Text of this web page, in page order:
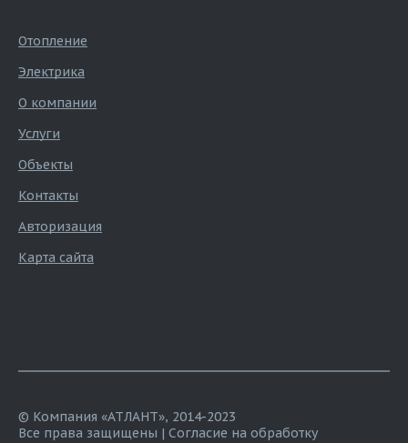
Отопление
Электрика
О компании
Услуги
Объекты
Контакты
Авторизация
Карта сайта
© Компания «АТЛАНТ», 2014-2023
Все права защищены | Согласие на обработку